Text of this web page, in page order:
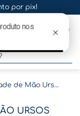
por pix!
Bolsa Maternidade de Mão Ursos Azul
URSOS